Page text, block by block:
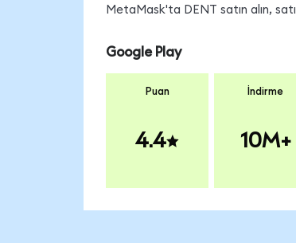
MetaMask'ta DENT satın alın,
Google Play
Puan
4.4
İndirme
10M+